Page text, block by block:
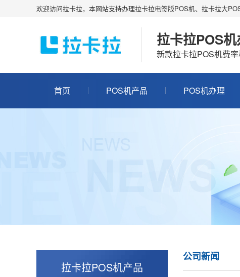
欢迎访问拉卡拉，本网站支持办理拉卡拉电签版POS机、拉卡拉大
拉卡拉POS
新款拉卡拉POS机费
首页 POS机产品 POS机办理
拉卡拉POS机产品
公司新闻